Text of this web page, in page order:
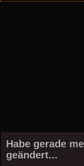
Habe gerade
geändert...